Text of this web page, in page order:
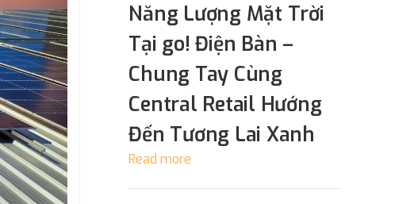
Năng Lượng Mặt Trời
Tại go! Điện Bàn –
Chung Tay Cùng
Central Retail Hướng
Đến Tương Lai Xanh
Read more